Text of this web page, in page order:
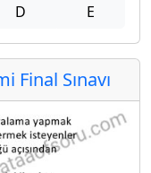
D E
Final Sınavı